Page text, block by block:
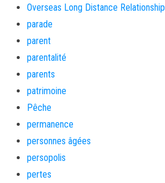
Overseas Long Distance Relationship
parade
parent
parentalité
parents
patrimoine
Pêche
permanence
personnes âgées
persopolis
pertes